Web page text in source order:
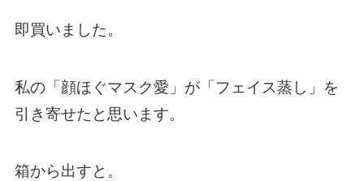
即買いました。
私の「顔ほぐマスク愛」が「フェイス蒸し」を
引き寄せた と思います。
箱から出すと。